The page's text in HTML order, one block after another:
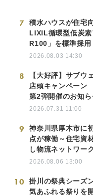
7
積水ハウスが住宅
LIXIL循環型低炭
R100」を標準採用
2026.08.03 14:30
8
【大好評】サブウ
店頭キャンペーン
第2弾開催のお知ら
2026.07.31 11:00
9
神奈川県厚木市に
点が稼働～住宅資
し物流ネットワー
2026.08.06 13:00
10
掛川の祭典シーズ
気あふれる祭りを